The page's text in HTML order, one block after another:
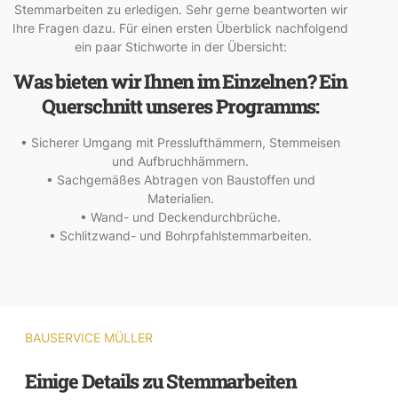
Stemmarbeiten zu erledigen. Sehr gerne beantworten wir
Ihre Fragen dazu. Für einen ersten Überblick nachfolgend
ein paar Stichworte in der Übersicht:
Was bieten wir Ihnen im Einzelnen? Ein
Querschnitt unseres Programms:
• Sicherer Umgang mit Presslufthämmern, Stemmeisen
und Aufbruchhämmern.
• Sachgemäßes Abtragen von Baustoffen und
Materialien.
• Wand- und Deckendurchbrüche.
• Schlitzwand- und Bohrpfahlstemmarbeiten.
BAUSERVICE MÜLLER
Einige Details zu Stemmarbeiten